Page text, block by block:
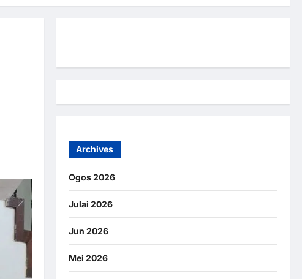
Archives
Ogos 2026
Julai 2026
Jun 2026
Mei 2026